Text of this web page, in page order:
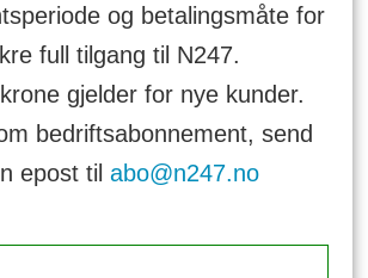
og betalingsmåte for
full tilgang til N247.
gjelder for nye kunder.
bedriftsabonnement, send
epost til abo@n247.no